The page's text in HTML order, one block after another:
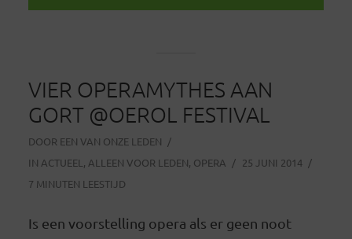
VIER OPERAMYTHES AAN
GORT @OEROL FESTIVAL
DOOR EEN VAN ONZE LEDEN
IN ACTUEEL , ALLEEN VOOR LEDEN, OPERA
25 JUNI 2014
7 MINUTEN LEESTIJD
Is een voorstelling opera als er geen noot